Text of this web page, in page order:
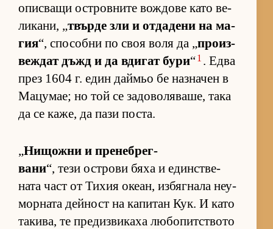
опис­ващи ос­т­ров­ните вож­дове като ве­
ли­ка­ни, „твърде зли и от­да­дени на ма­
гия“, спо­собни по своя воля да „про­из­
веж­дат дъжд и да вди­гат бури“1 . Едва
през 1604 г. един дай­мьо бе наз­на­чен в
Ма­цу­мае; но той се за­до­во­ля­ва­ше, така
да се ка­же, да пази пос­та.
„Ни­щожни и пре­неб­рег­
вани“, тези ос­т­рови бяха и един­с­т­ве­
ната част от Ти­хия оке­ан, из­бяг­нала не­у­
мор­ната дей­ност на ка­пи­тан Кук. И като
та­ки­ва, те пре­диз­ви­каха лю­бо­пит­с­твото